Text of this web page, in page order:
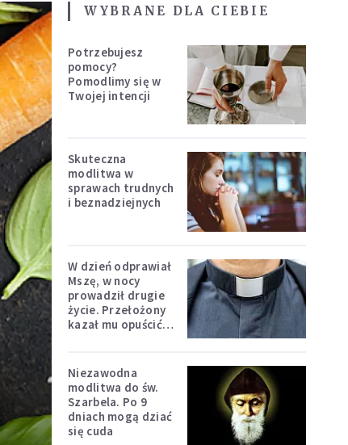
WYBRANE DLA CIEBIE
Potrzebujesz
pomocy?
Pomodlimy się w
Twojej intencji
Skuteczna
modlitwa w
sprawach trudnych
i beznadziejnych
W dzień odprawiał
Mszę, w nocy
prowadził drugie
życie. Przełożony
kazał mu opuścić
Niezawodna
modlitwa do św.
Szarbela. Po 9
dniach mogą dziać
się cuda